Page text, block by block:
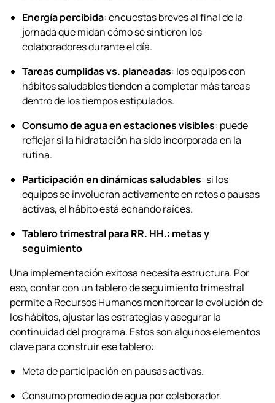
Energía percibida: encuestas breves al final de la
jornada que midan cómo se sintieron los
colaboradores durante el día.
Tareas cumplidas vs. planeadas: los equipos con
hábitos saludables tienden a completar más tareas
dentro de los tiempos estipulados.
Consumo de agua en estaciones visibles: puede
reflejar si la hidratación ha sido incorporada en la
rutina.
Participación en dinámicas saludables: si los
equipos se involucran activamente en retos o pausas
activas, el hábito está echando raíces.
Tablero trimestral para RR. HH.: metas y
seguimiento
Una implementación exitosa necesita estructura. Por
eso, contar con un tablero de seguimiento trimestral
permite a Recursos Humanos monitorear la evolución de
los hábitos, ajustar las estrategias y asegurar la
continuidad del programa. Estos son algunos elementos
clave para construir ese tablero:
Meta de participación en pausas activas.
Consumo promedio de agua por colaborador.